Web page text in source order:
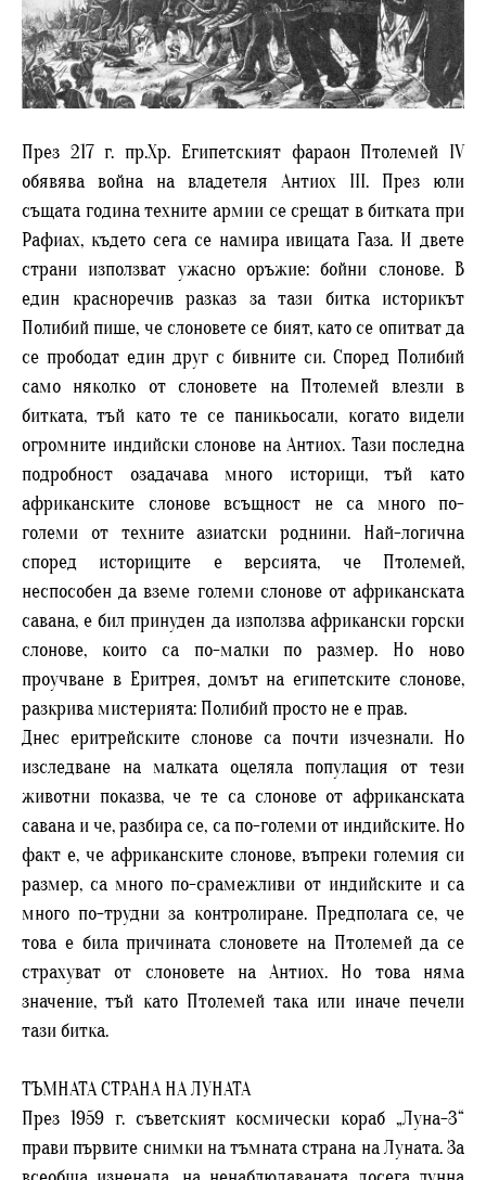
През 217 г. пр.Хр. Египетският фараон Птолемей IV
обявява война на владетеля Антиох III. През юли
същата година техните армии се срещат в битката при
Рафиах, където сега се намира ивицата Газа. И двете
страни използват ужасно оръжие: бойни слонове. В
един красноречив разказ за тази битка историкът
Полибий пише, че слоновете се бият, като се опитват да
се прободат един друг с бивните си. Според Полибий
само няколко от слоновете на Птолемей влезли в
битката, тъй като те се паникьосали, когато видели
огромните индийски слонове на Антиох. Тази последна
подробност озадачава много историци, тъй като
африканските слонове всъщност не са много по-
големи от техните азиатски роднини. Най-логична
според историците е версията, че Птолемей,
неспособен да вземе големи слонове от африканската
савана, е бил принуден да използва африкански горски
слонове, които са по-малки по размер. Но ново
проучване в Еритрея, домът на египетските слонове,
разкрива мистерията: Полибий просто не е прав.
Днес еритрейските слонове са почти изчезнали. Но
изследване на малката оцеляла популация от тези
животни показва, че те са слонове от африканската
савана и че, разбира се, са по-големи от индийските. Но
факт е, че африканските слонове, въпреки големия си
размер, са много по-срамежливи от индийските и са
много по-трудни за контролиране. Предполага се, че
това е била причината слоновете на Птолемей да се
страхуват от слоновете на Антиох. Но това няма
значение, тъй като Птолемей така или иначе печели
тази битка.
ТЪМНАТА СТРАНА НА ЛУНАТА
През 1959 г. съветският космически кораб „Луна-3“
прави първите снимки на тъмната страна на Луната. За